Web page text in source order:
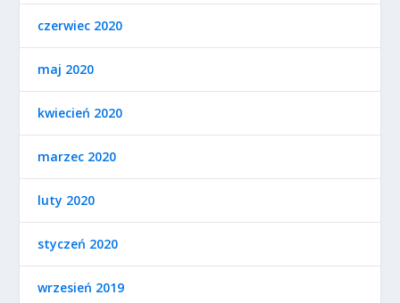
czerwiec 2020
maj 2020
kwiecień 2020
marzec 2020
luty 2020
styczeń 2020
wrzesień 2019